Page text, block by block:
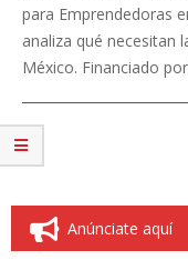
para Emprendedoras
analiza qué necesitan
México. Financiado
Anúnciate aquí